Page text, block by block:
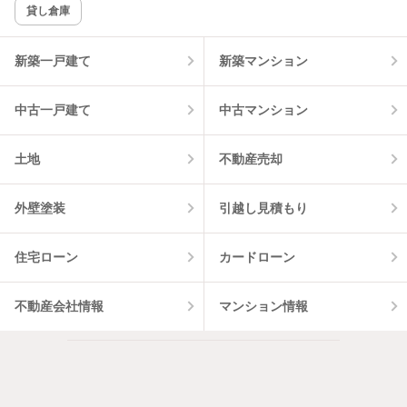
該当件数:
0件
貸し倉庫
新築一戸建て 新築マンション
中古一戸建て 中古マンション
土地 不動産売却
外壁塗装 引越し見積もり
住宅ローン カードローン
不動産会社情報 マンション情報